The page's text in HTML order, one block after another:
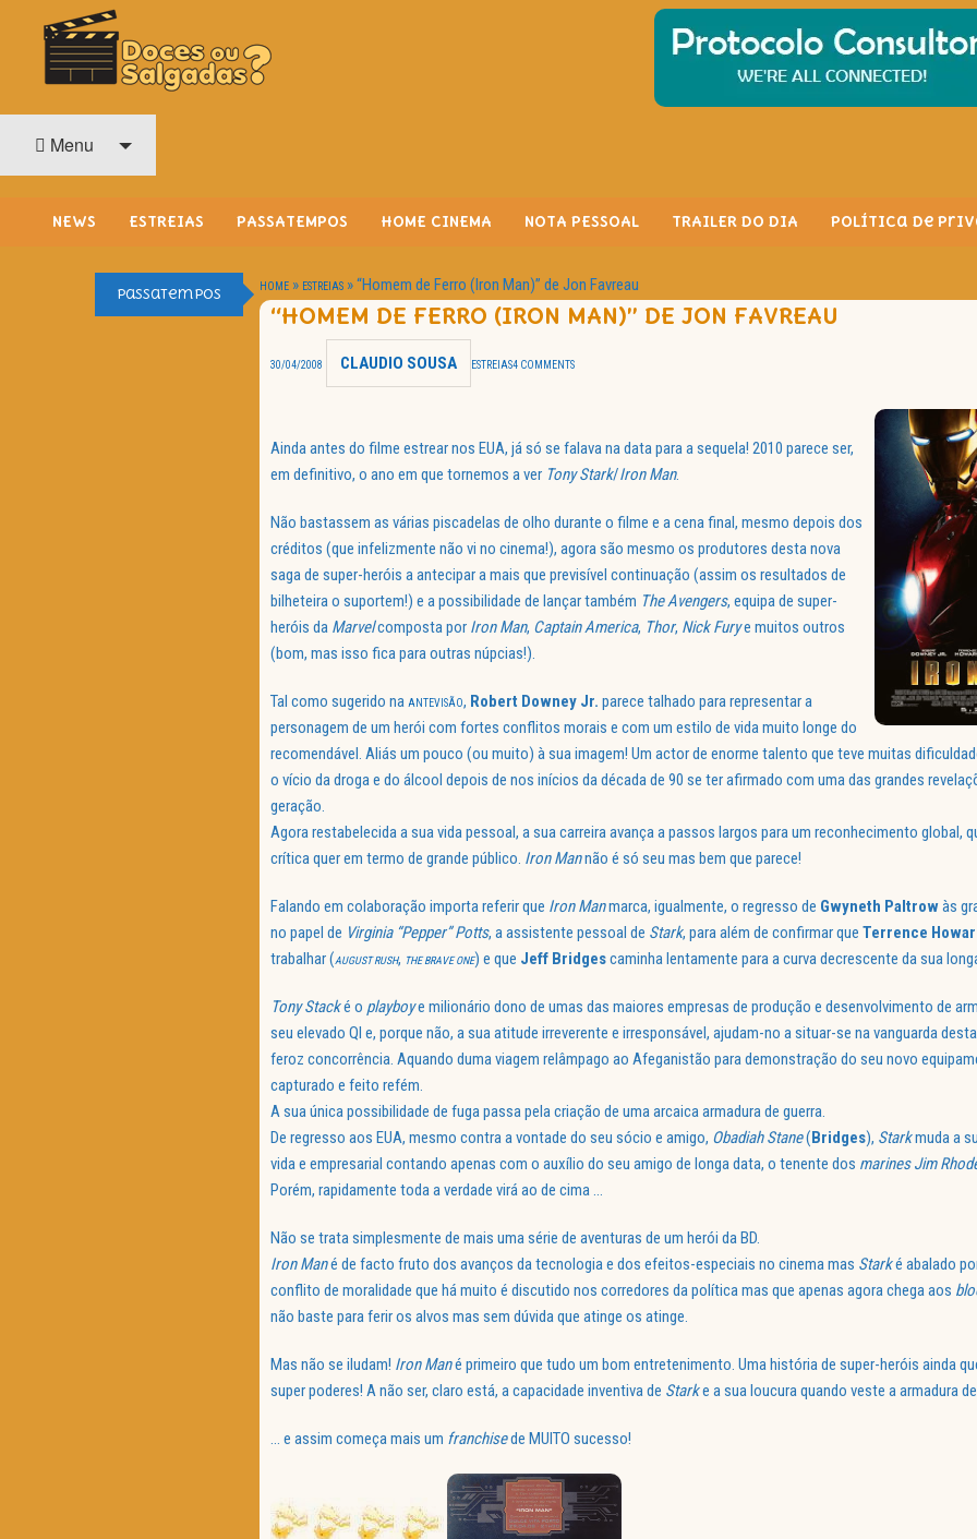
O Cinema? Uma Paixão!!
Menu
NEWS ESTREIAS PASSATEMPOS HOME CINEMA NOTA PESSOAL TRAILER DO DIA Política de
Passatempos HOME » ESTREIAS »“Homem de Ferro (Iron Man)” de Jon Favreau
“HOMEM DE FERRO (IRON MAN)” DE JON FAVREAU
30/04/2008 CLAUDIO SOUSA ESTREIAS4 COMMENTS
Ainda antes do filme estrear nos EUA, já só se falava na data para a sequela! 2010 parece ser,
em definitivo, o ano em que tornemos a ver Tony Stark/Iron Man.
Não bastassem as várias piscadelas de olho durante o filme e a cena final, mesmo depois dos
créditos (que infelizmente não vi no cinema!), agora são mesmo os produtores desta nova
saga de super-heróis a antecipar a mais que previsível continuação (assim os resultados de
bilheteira o suportem!) e a possibilidade de lançar também The Avengers, equipa de super-
heróis da Marvelcomposta por Iron Man, Captain America, Thor, Nick Furye muitos outros
(bom, mas isso fica para outras núpcias!).
Tal como sugerido na ANTEVISÃO, Robert Downey Jr. parece talhado para representar a
personagem de um herói com fortes conflitos morais e com um estilo de vida muito longe do
recomendável. Aliás um pouco (ou muito) à sua imagem! Um actor de enorme talento que teve muitas
o vício da droga e do álcool depois de nos inícios da década de 90 se ter afirmado com uma das grandes
geração.
Agora restabelecida a sua vida pessoal, a sua carreira avança a passos largos para um reconhecimento global,
crítica quer em termo de grande público. Iron Mannão é só seu mas bem que parece!
Falando em colaboração importa referir que Iron Manmarca, igualmente, o regresso de Gwyneth Paltrowàs
no papel de Virginia “Pepper” Potts, a assistente pessoal de Stark, para além de confirmar que Terrence
trabalhar (AUGUST RUSH, THE BRAVE ONE) e que Jeff Bridgescaminha lentamente para a curva decrescente da sua
Tony Stacké o playboye milionário dono de umas das maiores empresas de produção e desenvolvimento de
seu elevado QI e, porque não, a sua atitude irreverente e irresponsável, ajudam-no a situar-se na vanguarda
feroz concorrência. Aquando duma viagem relâmpago ao Afeganistão para demonstração do seu novo
capturado e feito refém.
A sua única possibilidade de fuga passa pela criação de uma arcaica armadura de guerra.
De regresso aos EUA, mesmo contra a vontade do seu sócio e amigo, Obadiah Stane(Bridges), Starkmuda a
vida e empresarial contando apenas com o auxílio do seu amigo de longa data, o tenente dos marines Jim
Porém, rapidamente toda a verdade virá ao de cima …
Não se trata simplesmente de mais uma série de aventuras de um herói da BD.
Iron Mané de facto fruto dos avanços da tecnologia e dos efeitos-especiais no cinema mas Starké abalado
conflito de moralidade que há muito é discutido nos corredores da política mas que apenas agora chega aos
não baste para ferir os alvos mas sem dúvida que atinge os atinge.
Mas não se iludam! Iron Mané primeiro que tudo um bom entretenimento. Uma história de super-heróis ainda
super poderes! A não ser, claro está, a capacidade inventiva de Starke a sua loucura quando veste a armadura de
… e assim começa mais um franchisede MUITO sucesso!